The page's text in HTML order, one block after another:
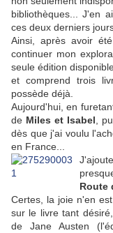
bibliothèques... J'en
ces deux derniers
Ainsi, après avoir
continuer mon
seule édition
et comprend trois
possède déjà.
Aujourd'hui, en
de Miles et Isabel ,
dès que j'ai voulu
en France...
Route
Certes, la joie n'en
sur le livre tant
de Jane Austen